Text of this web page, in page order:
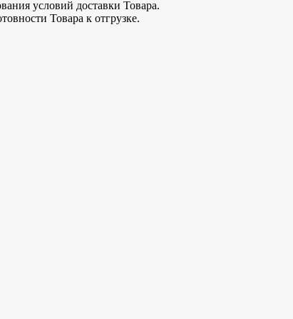
условий доставки Товара.
Товара к отгрузке.